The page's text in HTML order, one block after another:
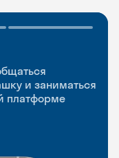
и заниматься
платформе
слова где
практики